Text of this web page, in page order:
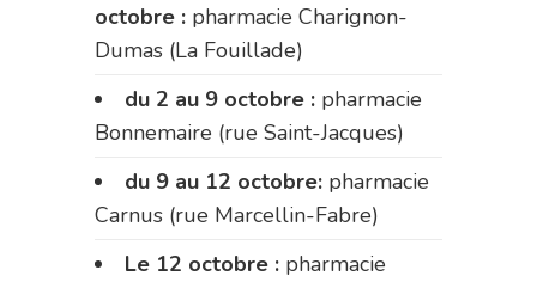
octobre : pharmacie Charignon-
Dumas (La Fouillade)
du 2 au 9 octobre : pharmacie
Bonnemaire (rue Saint-Jacques)
du 9 au 12 octobre: pharmacie
Carnus (rue Marcellin-Fabre)
Le 12 octobre : pharmacie